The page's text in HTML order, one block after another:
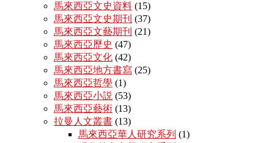
馬來西亞文史資料 (15)
馬來西亞文史期刊 (37)
馬來西亞文藝期刊 (21)
馬來西亞歷史 (47)
馬來西亞文化 (42)
馬來西亞地方書寫 (25)
馬來西亞哲學 (1)
馬來西亞小説 (53)
馬來西亞藝術 (13)
拉曼人文叢書 (13)
馬來西亞華人研究系列 (1)